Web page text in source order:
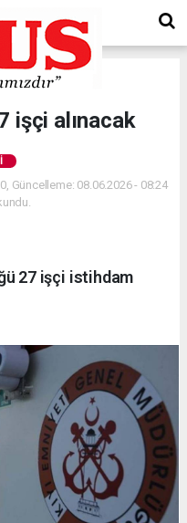
işçi alınacak
Güncelleme: 08.06.2026 - 08:24
27 işçi istihdam